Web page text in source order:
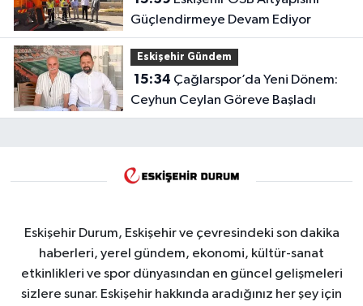
Güçlendirmeye Devam Ediyor
Eskişehir Gündem
15:34
Ceyhun Ceylan Göreve Başladı
Eskişehir Durum, Eskişehir ve çevresindeki son dakika
haberleri, yerel gündem, ekonomi, kültür-sanat
etkinlikleri ve spor dünyasından en güncel gelişmeleri
sizlere sunar. Eskişehir hakkında aradığınız her şey için